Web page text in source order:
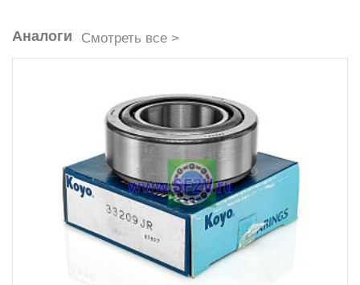
Аналоги Смотреть все >